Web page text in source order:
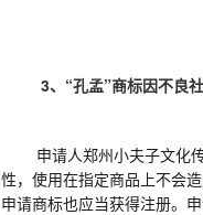
3、 “孔孟”商标因不良
申请人郑州小夫子文化
性，使用在指定商品上不会
申请商标也应当获得注册。